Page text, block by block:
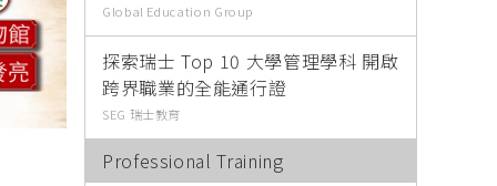
Global Education Group
探索瑞士 Top 10 大學管理學科 開啟
跨界職業的全能通行證
SEG 瑞士教育
Professional Training